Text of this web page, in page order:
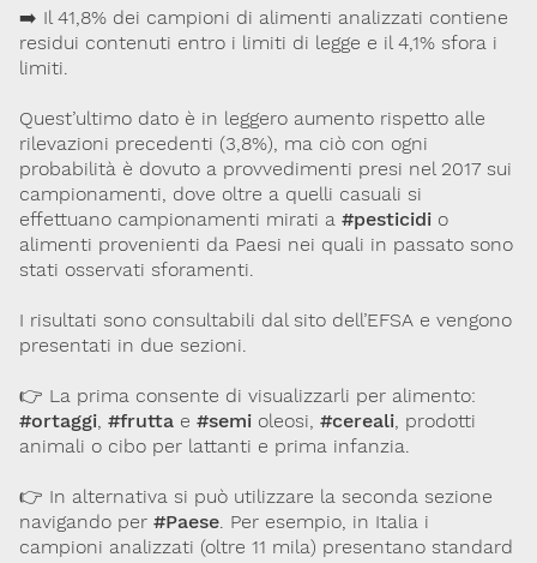
➡️ Il 41,8% dei campioni di alimenti analizzati contiene
residui contenuti entro i limiti di legge e il 4,1% sfora i
limiti.
Quest’ultimo dato è in leggero aumento rispetto alle
rilevazioni precedenti (3,8%), ma ciò con ogni
probabilità è dovuto a provvedimenti presi nel 2017 sui
campionamenti, dove oltre a quelli casuali si
effettuano campionamenti mirati a #pesticidi o
alimenti provenienti da Paesi nei quali in passato sono
stati osservati sforamenti.
I risultati sono consultabili dal sito dell’EFSA e vengono
presentati in due sezioni.
👉 La prima consente di visualizzarli per alimento:
#ortaggi, #frutta e #semi oleosi, #cereali, prodotti
animali o cibo per lattanti e prima infanzia.
👉 In alternativa si può utilizzare la seconda sezione
navigando per #Paese. Per esempio, in Italia i
campioni analizzati (oltre 11 mila) presentano standard